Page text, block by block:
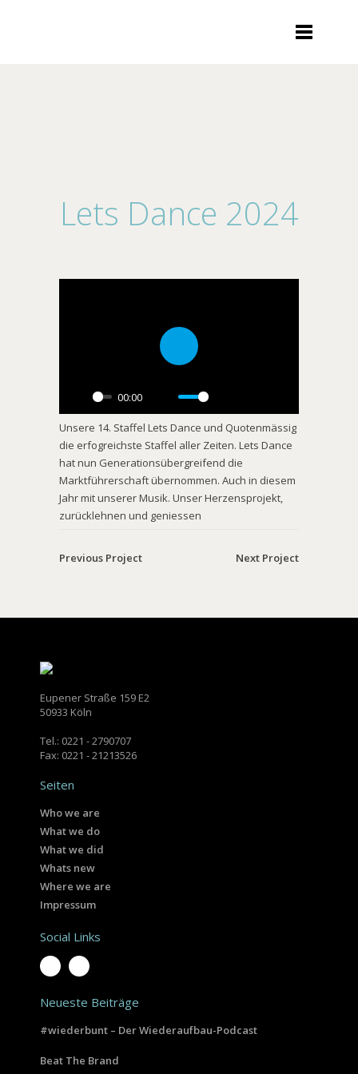
Lets Dance 2024
Play
00:00
Mute
Settings
PIP
Enter
fullscreen
Play
Unsere 14. Staffel Lets Dance und Quotenmässig
die erfogreichste Staffel aller Zeiten. Lets Dance
hat nun Generationsübergreifend die
Marktführerschaft übernommen. Auch in diesem
Jahr mit unserer Musik. Unser Herzensprojekt,
zurücklehnen und geniessen
Previous Project Next Project
Eupener Straße 159 E2
50933 Köln
Tel.: 0221 - 2790707
Fax: 0221 - 21213526
Seiten
Who we are
What we do
What we did
Whats new
Where we are
Impressum
Social Links
Neueste Beiträge
#wiederbunt – Der Wiederaufbau-Podcast
Beat The Brand